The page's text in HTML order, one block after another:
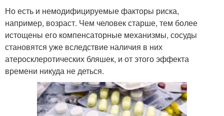
Но есть и немодифицируемые факторы риска,
например, возраст. Чем человек старше, тем более
истощены его компенсаторные механизмы, сосуды
становятся уже вследствие наличия в них
атеросклеротических бляшек, и от этого эффекта
времени никуда не деться.